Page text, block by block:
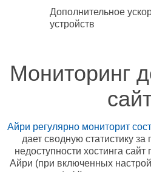
Дополнительное
устройств
Мониторинг
Айри регулярно мониторит
дает сводную статистику
недоступности хостинга
Айри (при включенных